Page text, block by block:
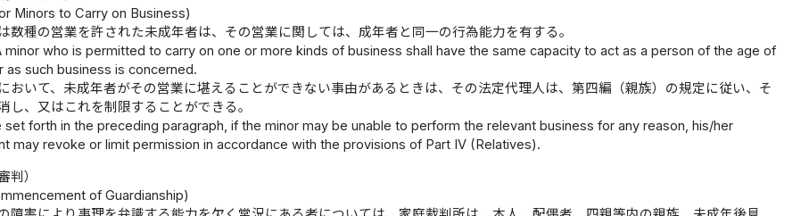
Minors to Carry on Business)
数種の営業を許された未成年者は、その営業に関しては、成年者と同一の行為能力を有する。
minor who is permitted to carry on one or more kinds of business shall have the same capacity to act as a person of the age of
as such business is concerned.
おいて、未成年者がその営業に堪えることができない事由があるときは、その法定代理人は、第四編（親族）の規定に従い、そ
し、又はこれを制限することができる。
set forth in the preceding paragraph, if the minor may be unable to perform the relevant business for any reason, his/her
may revoke or limit permission in accordance with the provisions of Part IV (Relatives).
判）
of Guardianship)